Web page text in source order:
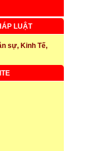
LUẬT
sự, Kinh Tế,